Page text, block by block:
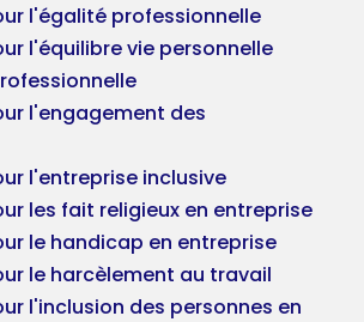
l'égalité professionnelle
l'équilibre vie personnelle
l'engagement des
l'entreprise inclusive
les fait religieux en entreprise
le handicap en entreprise
le harcèlement au travail
l'inclusion des personnes en